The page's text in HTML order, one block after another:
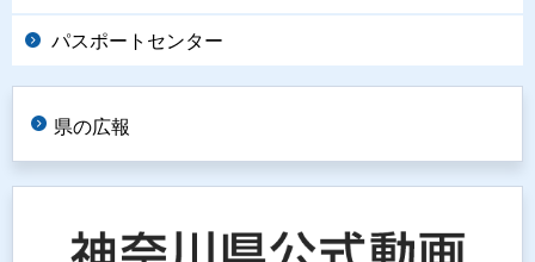
パスポートセンター
県の広報